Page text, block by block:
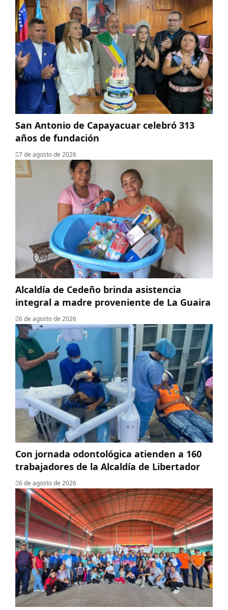
San Antonio de Capayacuar celebró 313
años de fundación
7 de agosto de 2026
Alcaldía de Cedeño brinda asistencia
integral a madre proveniente de La Guaira
6 de agosto de 2026
Con jornada odontológica atienden a 160
trabajadores de la Alcaldía de Libertador
6 de agosto de 2026